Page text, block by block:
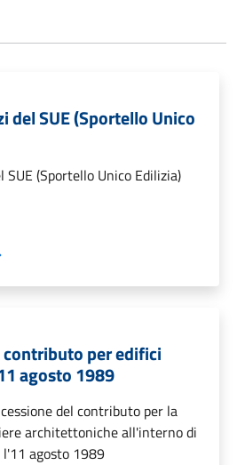
del SUE (Sportello Unico
SUE (Sportello Unico Edilizia)
contributo per edifici
agosto 1989
del contributo per la
architettoniche all'interno di
agosto 1989